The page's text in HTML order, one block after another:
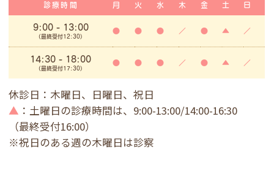
診療時間 月 火 水 木 金 土 日
9:00- 13:00
(最終受付12:30)
● ● ● ／ ● ▲ ／
14:30 - 18:00
(最終受付17:30)
● ● ● ／ ● ▲ ／
休診日：木曜日、日曜日、祝日
▲ ：土曜日の診療時間は、9:00-13:00/14:00-16:30
（最終受付16:00）
※祝日のある週の木曜日は診察